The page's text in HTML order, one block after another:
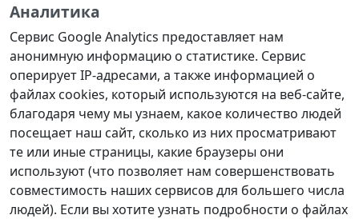
Аналитика
Сервис Google Analytics предоставляет нам
анонимную информацию о статистике. Сервис
оперирует IP-адресами, а также информацией о
файлах cookies, который используются на веб-сайте,
благодаря чему мы узнаем, какое количество людей
посещает наш сайт, сколько из них просматривают
те или иные страницы, какие браузеры они
используют (что позволяет нам совершенствовать
совместимость наших сервисов для большего числа
людей). Если вы хотите узнать подробности о файлах